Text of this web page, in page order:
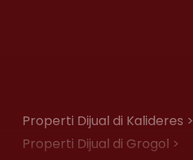
Properti Dijual di Kalideres >
Properti Dijual di Grogol >